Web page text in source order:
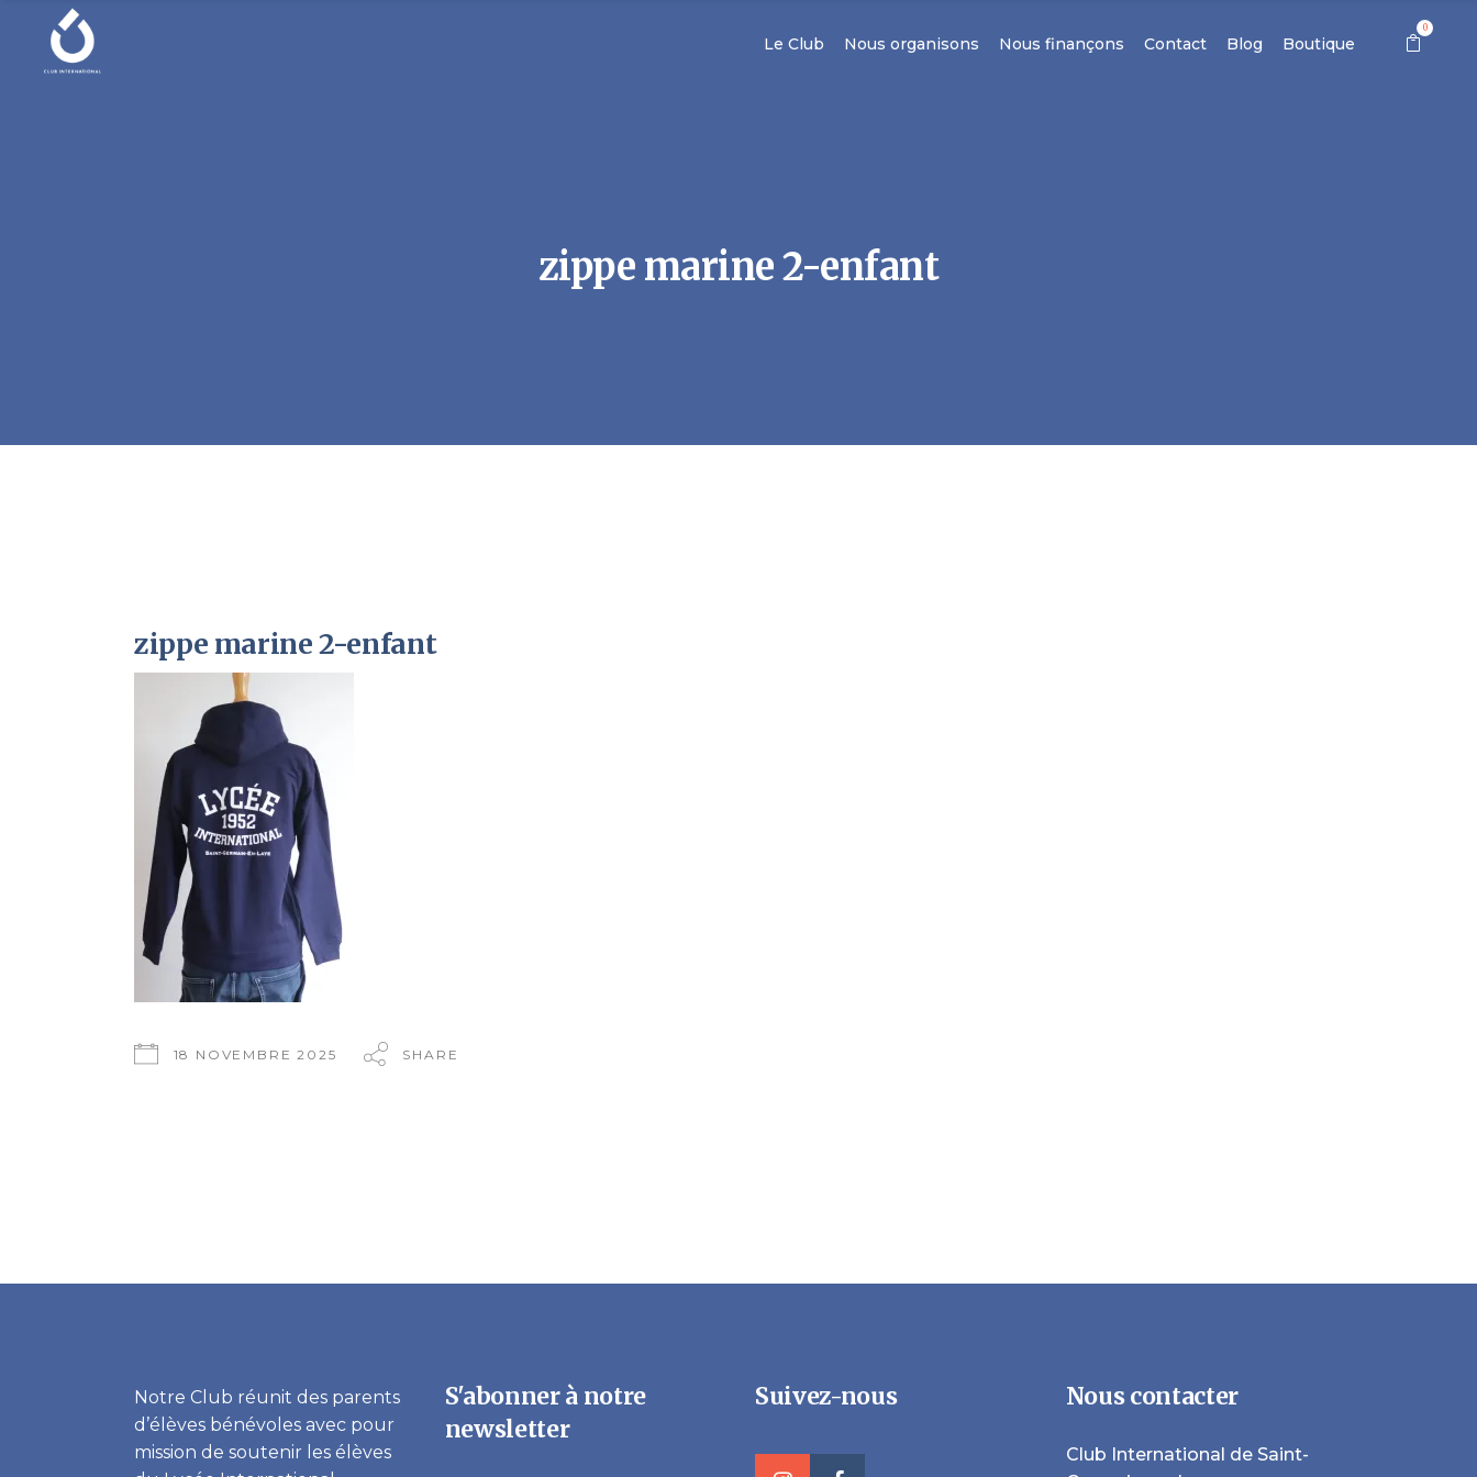
Le Club Nous organisons Nous finançons Contact Blog Boutique
0
zippe marine 2-enfant
zippe marine 2-enfant
18 NOVEMBRE 2025 SHARE
Notre Club réunit des parents
d’élèves bénévoles avec pour
mission de soutenir les élèves
S'abonner à notre
newsletter
Suivez-nous Nous contacter
Club International de Saint-